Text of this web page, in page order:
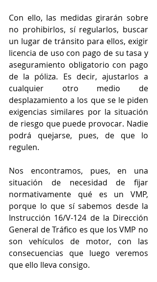
Con ello, las medidas girarán sobre
no prohibirlos, sí regularlos, buscar
un lugar de tránsito para ellos, exigir
licencia de uso con pago de su tasa y
aseguramiento obligatorio con pago
de la póliza. Es decir, ajustarlos a
cualquier otro medio de
desplazamiento a los que se le piden
exigencias similares por la situación
de riesgo que puede provocar. Nadie
podrá quejarse, pues, de que lo
regulen.
Nos encontramos, pues, en una
situación de necesidad de fijar
normativamente qué es un VMP,
porque lo que sí sabemos desde la
Instrucción 16/V-124 de la Dirección
General de Tráfico es que los VMP no
son vehículos de motor, con las
consecuencias que luego veremos
que ello lleva consigo.